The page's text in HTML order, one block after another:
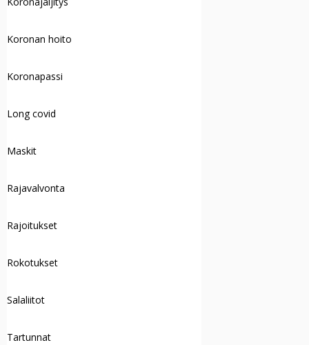
Koronan hoito
Koronapassi
Long covid
Maskit
Rajavalvonta
Rajoitukset
Rokotukset
Salaliitot
Tartunnat